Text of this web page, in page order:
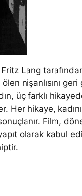
Fritz Lang
nişanlısını
üç farklı
Her hikaye,
Film,
olarak kabul